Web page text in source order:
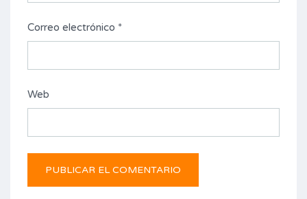
Correo electrónico *
Web